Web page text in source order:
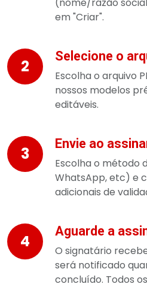
(nome/razão
em "Criar".
2
Selecione o
Escolha o arquivo
nossos modelos
editáveis.
3
Envie ao
Escolha o método
WhatsApp, etc) e
adicionais de
4
Aguarde a
O signatário
será notificado
concluído. Todos